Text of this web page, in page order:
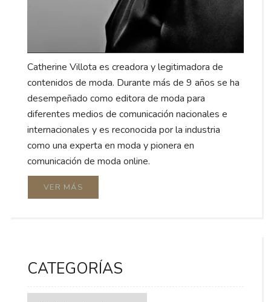
Catherine Villota es creadora y legitimadora de
contenidos de moda. Durante más de 9 años se ha
desempeñado como editora de moda para
diferentes medios de comunicación nacionales e
internacionales y es reconocida por la industria
como una experta en moda y pionera en
comunicación de moda online.
VER MÁS
CATEGORÍAS